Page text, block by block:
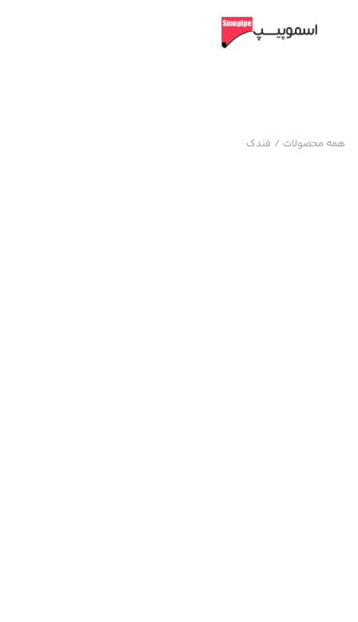
همه محصولات / فندک